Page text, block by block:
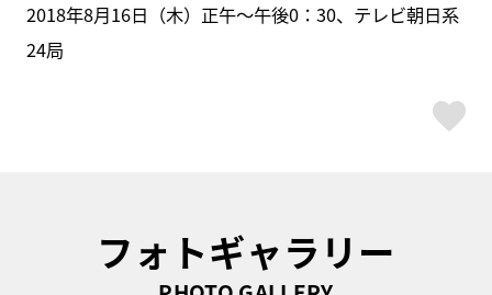
2018年8月16日（木）正午～午後0：30、テレビ朝日系
24局
フォトギャラリー